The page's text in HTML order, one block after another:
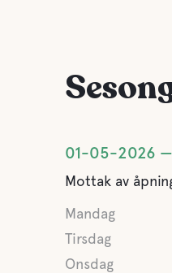
01-05-2026
Mottak av
Mandag
Tirsdag
Onsdag